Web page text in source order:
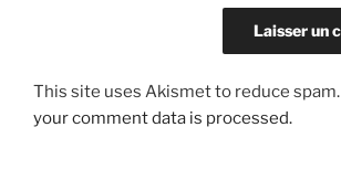
This site uses Akismet to reduce spam.
your comment data is processed.